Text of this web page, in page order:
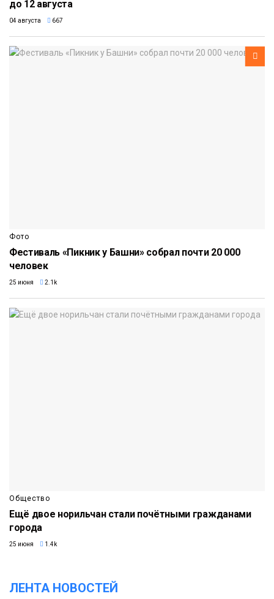
до 12 августа
04 августа 667
Фото
Фестиваль «Пикник у Башни» собрал почти 20 000
человек
25 июня 2.1k
Общество
Ещё двое норильчан стали почётными гражданами
города
25 июня 1.4k
ЛЕНТА НОВОСТЕЙ